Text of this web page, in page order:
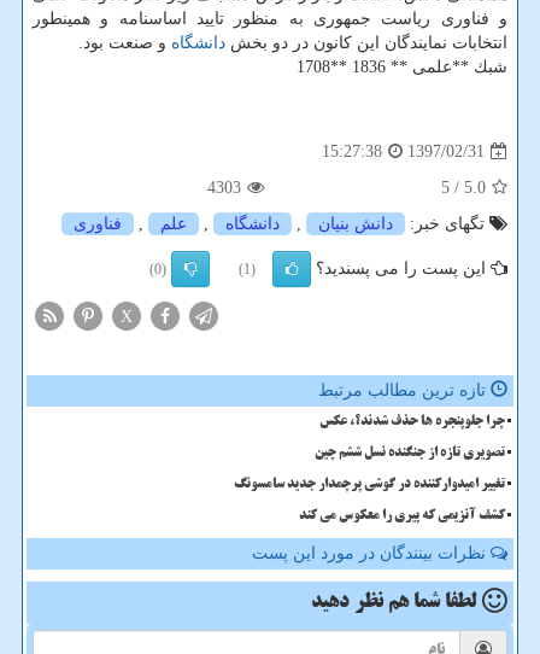
و فناوری ریاست جمهوری به منظور تایید اساسنامه و همینطور
انتخابات نمایندگان این كانون در دو بخش دانشگاه و صنعت بود.
شبك **علمی ** 1836 **1708
1397/02/31
15:27:38
5.0
/ 5
4303
تگهای خبر:
دانش بنیان , دانشگاه , علم , فناوری
این پست را می پسندید؟ (1)
(0)
X
تازه ترین مطالب مرتبط
چرا جلوپنجره ها حذف شدند؟، عکس
تصویری تازه از جنگنده نسل ششم چین
تغییر امیدوارکننده در گوشی پرچمدار جدید سامسونگ
کشف آنزیمی که پیری را معکوس می کند
نظرات بینندگان در مورد این پست
لطفا شما هم نظر دهید